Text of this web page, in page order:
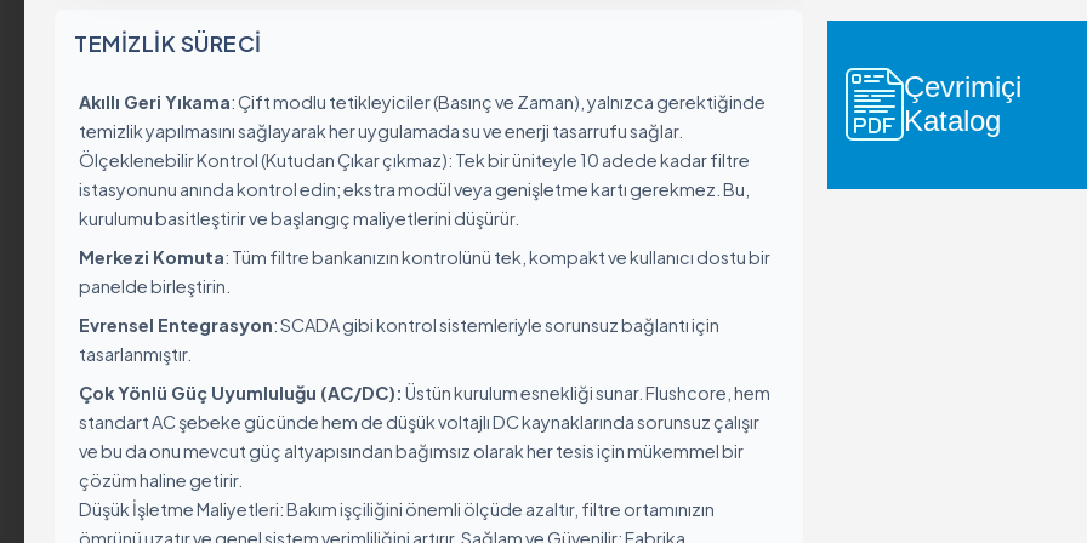
TEMIZLIK SÜRECI
Akıllı Geri Yıkama: Çift modlu tetikleyiciler (Basınç ve Zaman), yalnızca gerektiğinde
temizlik yapılmasını sağlayarak her uygulamada su ve enerji tasarrufu sağlar.
Ölçeklenebilir Kontrol (Kutudan Çıkar çıkmaz): Tek bir üniteyle 10 adede kadar filtre
istasyonunu anında kontrol edin; ekstra modül veya genişletme kartı gerekmez. Bu,
kurulumu basitleştirir ve başlangıç ​​maliyetlerini düşürür.
Merkezi Komuta: Tüm filtre bankanızın kontrolünü tek, kompakt ve kullanıcı dostu bir
panelde birleştirin.
Evrensel Entegrasyon: SCADA gibi kontrol sistemleriyle sorunsuz bağlantı için
tasarlanmıştır.
Çok Yönlü Güç Uyumluluğu (AC/DC): Üstün kurulum esnekliği sunar. Flushcore, hem
standart AC şebeke gücünde hem de düşük voltajlı DC kaynaklarında sorunsuz çalışır
ve bu da onu mevcut güç altyapısından bağımsız olarak her tesis için mükemmel bir
çözüm haline getirir.
Düşük İşletme Maliyetleri: Bakım işçiliğini önemli ölçüde azaltır, filtre ortamınızın
ömrünü uzatır ve genel sistem verimliliğini artırır. Sağlam ve Güvenilir: Fabrika
Çevrimiçi
Katalog
Kurumsal Politikalar
Küresel Varlık
Kariyer
Pompa Koruma Filtreleri
Gübreleme Ekipmanı
Kontrol Panoları
Ürün Grupları
Endüstriyel
Otomatik Filtreler
Yarı Otomatik Filtreler
Gravel Filtreler ve Hidrosiklonlar